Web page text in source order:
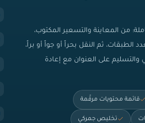
من المعاينة والتسعير المكتوب،
الطبقات، ثم النقل بحراً أو جواً أو براً،
والتسليم على العنوان مع إعادة
قائمة محتويات مرقّمة
تخليص جمركي